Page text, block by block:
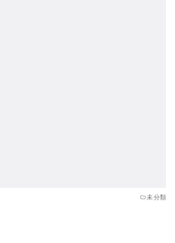
未分類